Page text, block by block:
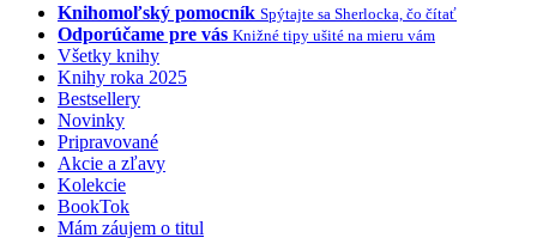
Knihomoľský pomocník Spýtajte sa Sherlocka, čo čítať
Odporúčame pre vás Knižné tipy ušité na mieru vám
Všetky knihy
Knihy roka 2025
Bestsellery
Novinky
Pripravované
Akcie a zľavy
Kolekcie
BookTok
Mám záujem o titul